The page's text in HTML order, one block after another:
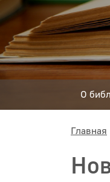
О
Главная